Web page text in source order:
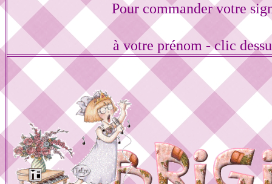
Pour commander votre
à votre prénom - clic